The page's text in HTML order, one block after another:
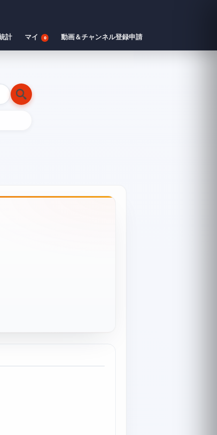
計 マイ 0 動画＆チャンネル登録申請